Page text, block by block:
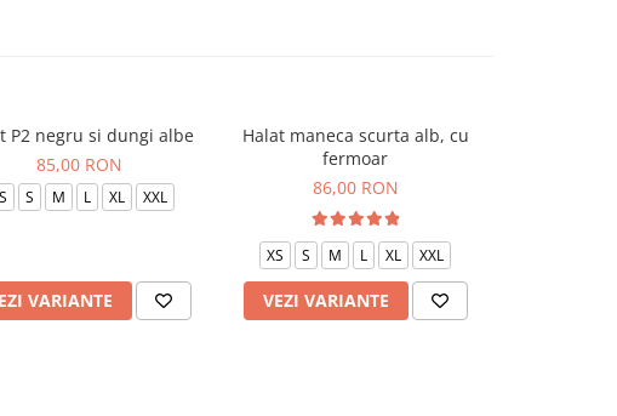
P2 negru si dungi albe
85,00 RON
S M L XL XXL
VARIANTE
Halat maneca scurta alb, cu
fermoar
86,00 RON
XS S M L XL XXL
VEZI VARIANTE